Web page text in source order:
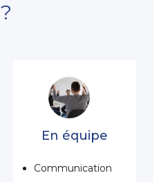
?
En équipe
Communication